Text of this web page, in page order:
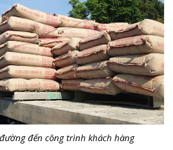
đến công trình khách hàng